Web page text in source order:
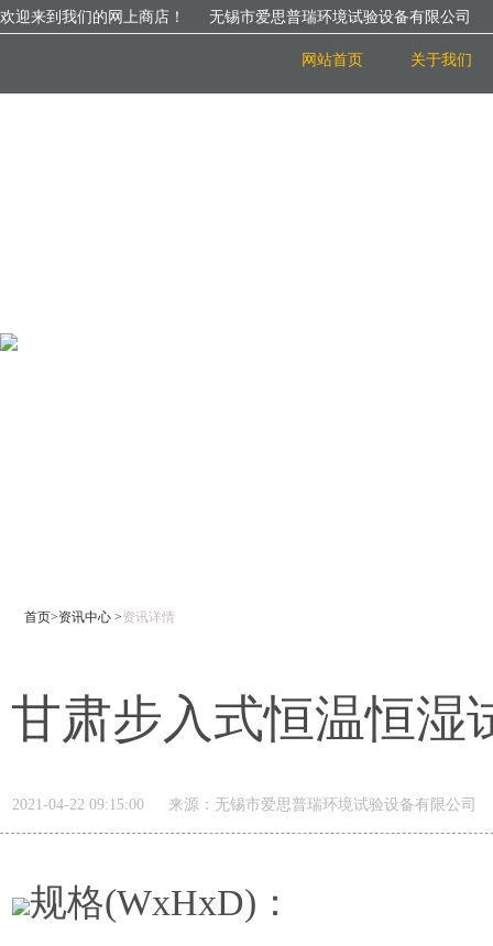
欢迎来到我们的网上商店！ 无锡市爱思普瑞环境试验设备有限公司
网站首页 关于我们
首页>资讯中心 >资讯详情
甘肃步入式恒温恒湿
2021-04-22 09:15:00 来源： 无锡市爱思普瑞环境试验设备有限公司
规格(WxHxD)：